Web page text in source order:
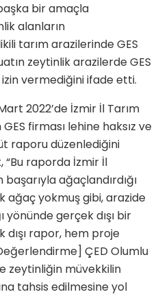
bir amaçla
alanların
tarım arazilerinde GES
zeytinlik arazilerde GES
vermediğini ifade etti.
2022’de İzmir İl Tarım
firması lehine haksız ve
raporu düzenlediğini
“Bu raporda İzmir İl
ağaçlandırdığı
ağaç yokmuş gibi, arazide
yönünde gerçek dışı bir
rapor, hem proje
ÇED Olumlu
zeytinliğin müvekkilin
tahsis edilmesine yol